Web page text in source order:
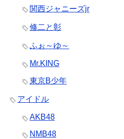
関西ジャニーズjr
修二と彰
ふぉ～ゆ～
Mr.KING
東京B少年
アイドル
AKB48
NMB48